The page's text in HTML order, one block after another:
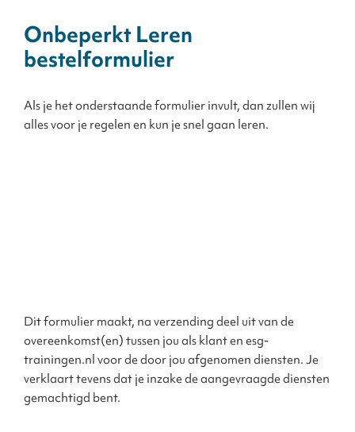
Onbeperkt Leren
bestelformulier
Als je het onderstaande formulier invult, dan zullen wij
alles voor je regelen en kun je snel gaan leren.
Dit formulier maakt, na verzending deel uit van de
overeenkomst(en) tussen jou als klant en esg-
trainingen.nl voor de door jou afgenomen diensten. Je
verklaart tevens dat je inzake de aangevraagde diensten
gemachtigd bent.